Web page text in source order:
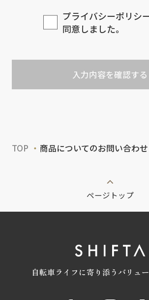
プライバシーポリシ
同意しました。
入力内容を確認する
TOP 商品についてのお問い合わせ
ページトップ
自転車ライフに寄り添うバリュ